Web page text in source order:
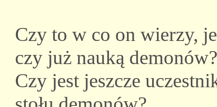
Czy to w co on wierzy,
czy już nauką demonów?
Czy jest jeszcze